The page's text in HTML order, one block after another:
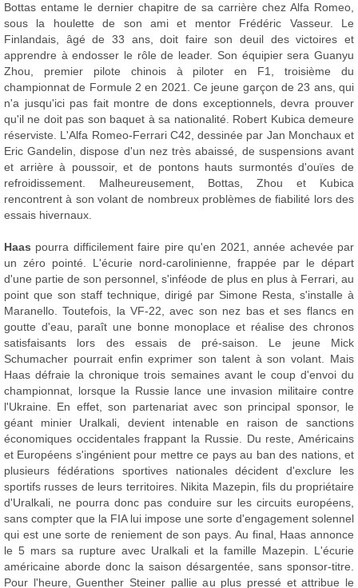
Bottas entame le dernier chapitre de sa carrière chez Alfa Romeo,
sous la houlette de son ami et mentor Frédéric Vasseur. Le
Finlandais, âgé de 33 ans, doit faire son deuil des victoires et
apprendre à endosser le rôle de leader. Son équipier sera Guanyu
Zhou, premier pilote chinois à piloter en F1, troisième du
championnat de Formule 2 en 2021. Ce jeune garçon de 23 ans, qui
n'a jusqu'ici pas fait montre de dons exceptionnels, devra prouver
qu'il ne doit pas son baquet à sa nationalité. Robert Kubica demeure
réserviste. L'Alfa Romeo-Ferrari C42, dessinée par Jan Monchaux et
Eric Gandelin, dispose d'un nez très abaissé, de suspensions avant
et arrière à poussoir, et de pontons hauts surmontés d'ouïes de
refroidissement. Malheureusement, Bottas, Zhou et Kubica
rencontrent à son volant de nombreux problèmes de fiabilité lors des
essais hivernaux.
Haas pourra difficilement faire pire qu'en 2021, année achevée par
un zéro pointé. L'écurie nord-carolinienne, frappée par le départ
d'une partie de son personnel, s'inféode de plus en plus à Ferrari, au
point que son staff technique, dirigé par Simone Resta, s'installe à
Maranello. Toutefois, la VF-22, avec son nez bas et ses flancs en
goutte d'eau, paraît une bonne monoplace et réalise des chronos
satisfaisants lors des essais de pré-saison. Le jeune Mick
Schumacher pourrait enfin exprimer son talent à son volant. Mais
Haas défraie la chronique trois semaines avant le coup d'envoi du
championnat, lorsque la Russie lance une invasion militaire contre
l'Ukraine. En effet, son partenariat avec son principal sponsor, le
géant minier Uralkali, devient intenable en raison de sanctions
économiques occidentales frappant la Russie. Du reste, Américains
et Européens s'ingénient pour mettre ce pays au ban des nations, et
plusieurs fédérations sportives nationales décident d'exclure les
sportifs russes de leurs territoires. Nikita Mazepin, fils du propriétaire
d'Uralkali, ne pourra donc pas conduire sur les circuits européens,
sans compter que la FIA lui impose une sorte d'engagement solennel
qui est une sorte de reniement de son pays. Au final, Haas annonce
le 5 mars sa rupture avec Uralkali et la famille Mazepin. L'écurie
américaine aborde donc la saison désargentée, sans sponsor-titre.
Pour l'heure, Guenther Steiner pallie au plus pressé et attribue le